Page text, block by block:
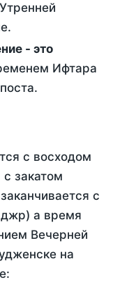
Ифтара
с восходом
с закатом
с
а время
Вечерней
на